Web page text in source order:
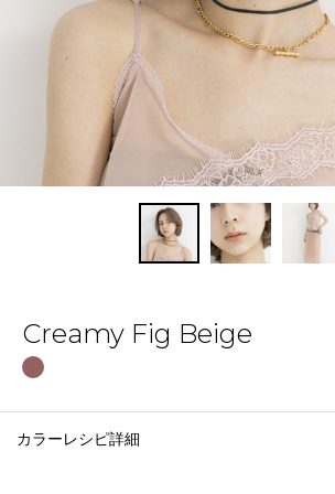
Creamy Fig Beige
カラーレシピ詳細